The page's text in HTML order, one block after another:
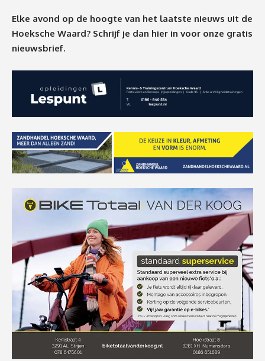
Elke avond op de hoogte van het laatste nieuws uit de
Hoeksche Waard? Schrijf je dan hier in voor onze gratis
nieuwsbrief.